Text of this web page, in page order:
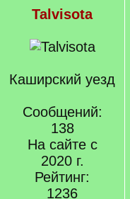
Talvisota
Каширский уезд
Сообщений:
138
На сайте с
2020 г.
Рейтинг:
1236